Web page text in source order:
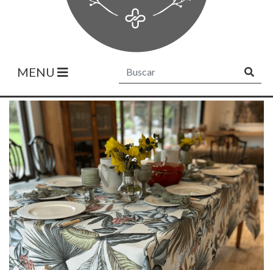
MENU